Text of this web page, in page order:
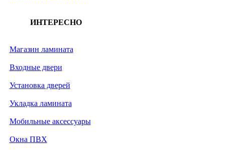
ИНТЕРЕСНО
Магазин ламината
Входные двери
Установка дверей
Укладка ламината
Мобильные аксессуары
Окна ПВХ